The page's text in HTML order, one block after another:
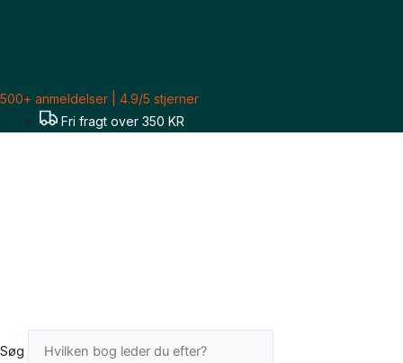
500+ anmeldelser | 4.9/5 stjerner
Fri fragt over 350 KR
Søg